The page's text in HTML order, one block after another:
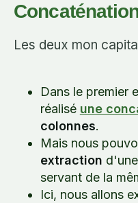
Les deux mon
Dans le premier
réalisé une
colonnes.
Mais nous
extraction
servant de la
Ici, nous allons